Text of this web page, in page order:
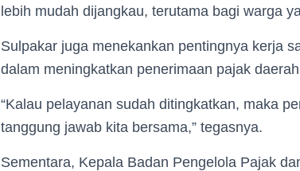
lebih mudah dijangkau, terutama bagi warga
Sulpakar juga menekankan pentingnya kerja
dalam meningkatkan penerimaan pajak
“Kalau pelayanan sudah ditingkatkan, maka
tanggung jawab kita bersama,” tegasnya.
Sementara, Kepala Badan Pengelola Pajak